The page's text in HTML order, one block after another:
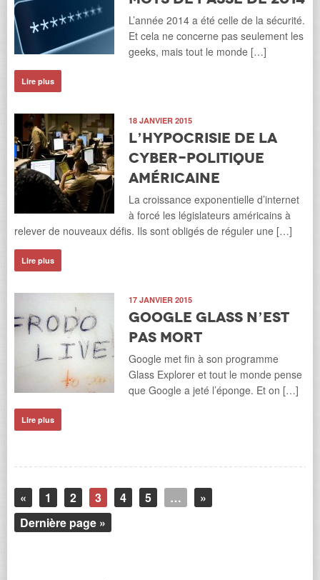
L’année 2014 a été celle de la sécurité.
Et cela ne concerne pas seulement les
geeks, mais tout le monde […]
Lire plus
18 JANVIER 2015
L’hypocrisie de la
cyber-politique
américaine
La croissance exponentielle d’internet
à forcé les législateurs américains à
relever de nouveaux défis. Ils sont obligés de réguler une […]
Lire plus
17 JANVIER 2015
Google Glass n’est
pas mort
Google met fin à son programme
Glass Explorer et tout le monde pense
que Google a jeté l’éponge. Et on […]
Lire plus
« 1 2 3 4 5 …
»
Dernière page »